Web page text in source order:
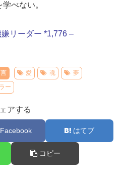
べない。
リーダー *1,776 –
愛 魂
夢
ー
アする
Facebook はてブ
コピー